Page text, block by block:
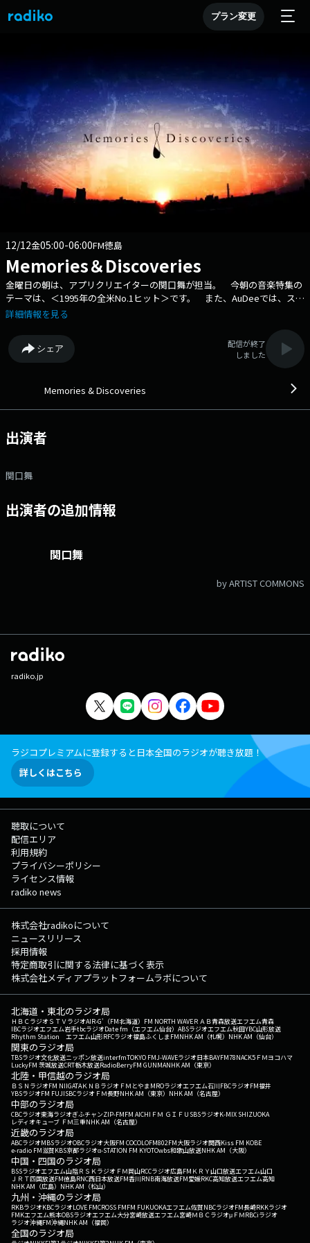
プラン変更
12/12金05:00-06:00FM徳島
Memories＆Discoveries
金曜日の朝は、アプリクリエイターの関口舞が担当。 今朝の音楽特集の
テーマは、＜1995年の全米No.1ヒット＞です。 また、AuDeeでは、スピ
ンオフ番組「関口舞のゆるふわ相談室」も絶賛配信中。お悩みも募集して
https://audee.jp/program/show/27337 メッセージフォーム：
https://form.audee.jp/memories/message
詳細情報を見る
シェア
配信が終了
しました
Memories & Discoveries
出演者
関口舞
出演者の追加情報
関口舞
by ARTIST COMMONS
radiko.jp
ラジコプレミアムに登録すると日本全国のラジオが聴き放題！
詳しくはこちら
聴取について
配信エリア
利用規約
プライバシーポリシー
ライセンス情報
radiko news
株式会社radikoについて
ニュースリリース
採用情報
特定商取引に関する法律に基づく表示
株式会社メディアプラットフォームラボについて
北海道・東北のラジオ局
ＨＢＣラジオＳＴＶラジオAIR-G'（FM北海道） FM NORTH WAVEＲＡＢ青森放送エフエム青森
IBCラジオエフエム岩手tbcラジオDate fm（エフエム仙台） ABSラジオエフエム秋田YBC山形放送
Rhythm Station エフエム山形RFCラジオ福島ふくしまFMNHK AM（札幌） NHK AM（仙台）
関東のラジオ局
TBSラジオ文化放送ニッポン放送interfmTOKYO FMJ-WAVEラジオ日本BAYFM78NACK5 ＦＭヨコハマ
LuckyFM 茨城放送CRT栃木放送RadioBerryFM GUNMANHK AM（東京）
北陸・甲信越のラジオ局
ＢＳＮラジオFM NIIGATAＫＮＢラジオ ＦＭとやまMROラジオエフエム石川FBCラジオFM福井
YBSラジオFM FUJISBCラジオ ＦＭ長野NHK AM（東京） NHK AM（名古屋）
中部のラジオ局
CBCラジオ東海ラジオぎふチャンZIP-FMFM AICHI ＦＭ ＧＩＦＵ SBSラジオK-MIX SHIZUOKA
レディオキューブ ＦＭ三重NHK AM（名古屋）
近畿のラジオ局
ABCラジオMBSラジオOBCラジオ大阪FM COCOLOFM802FM大阪ラジオ関西Kiss FM KOBE
e-radio FM滋賀KBS京都ラジオα-STATION FM KYOTOwbs和歌山放送NHK AM（大阪）
中国・四国のラジオ局
BSSラジオエフエム山陰ＲＳＫラジオ ＦＭ岡山RCCラジオ広島FM ＫＲＹ山口放送エフエム山口
ＪＲＴ四国放送FM徳島RNC西日本放送FM香川RNB南海放送FM愛媛RKC高知放送エフエム高知
NHK AM（広島） NHK AM（松山）
九州・沖縄のラジオ局
RKBラジオKBCラジオLOVE FMCROSS FMFM FUKUOKAエフエム佐賀NBCラジオFM長崎RKKラジオ
FMKエフエム熊本OBSラジオエフエム大分宮崎放送エフエム宮崎ＭＢＣラジオμＦＭRBCiラジオ
ラジオ沖縄FM沖縄NHK AM（福岡）
全国のラジオ局